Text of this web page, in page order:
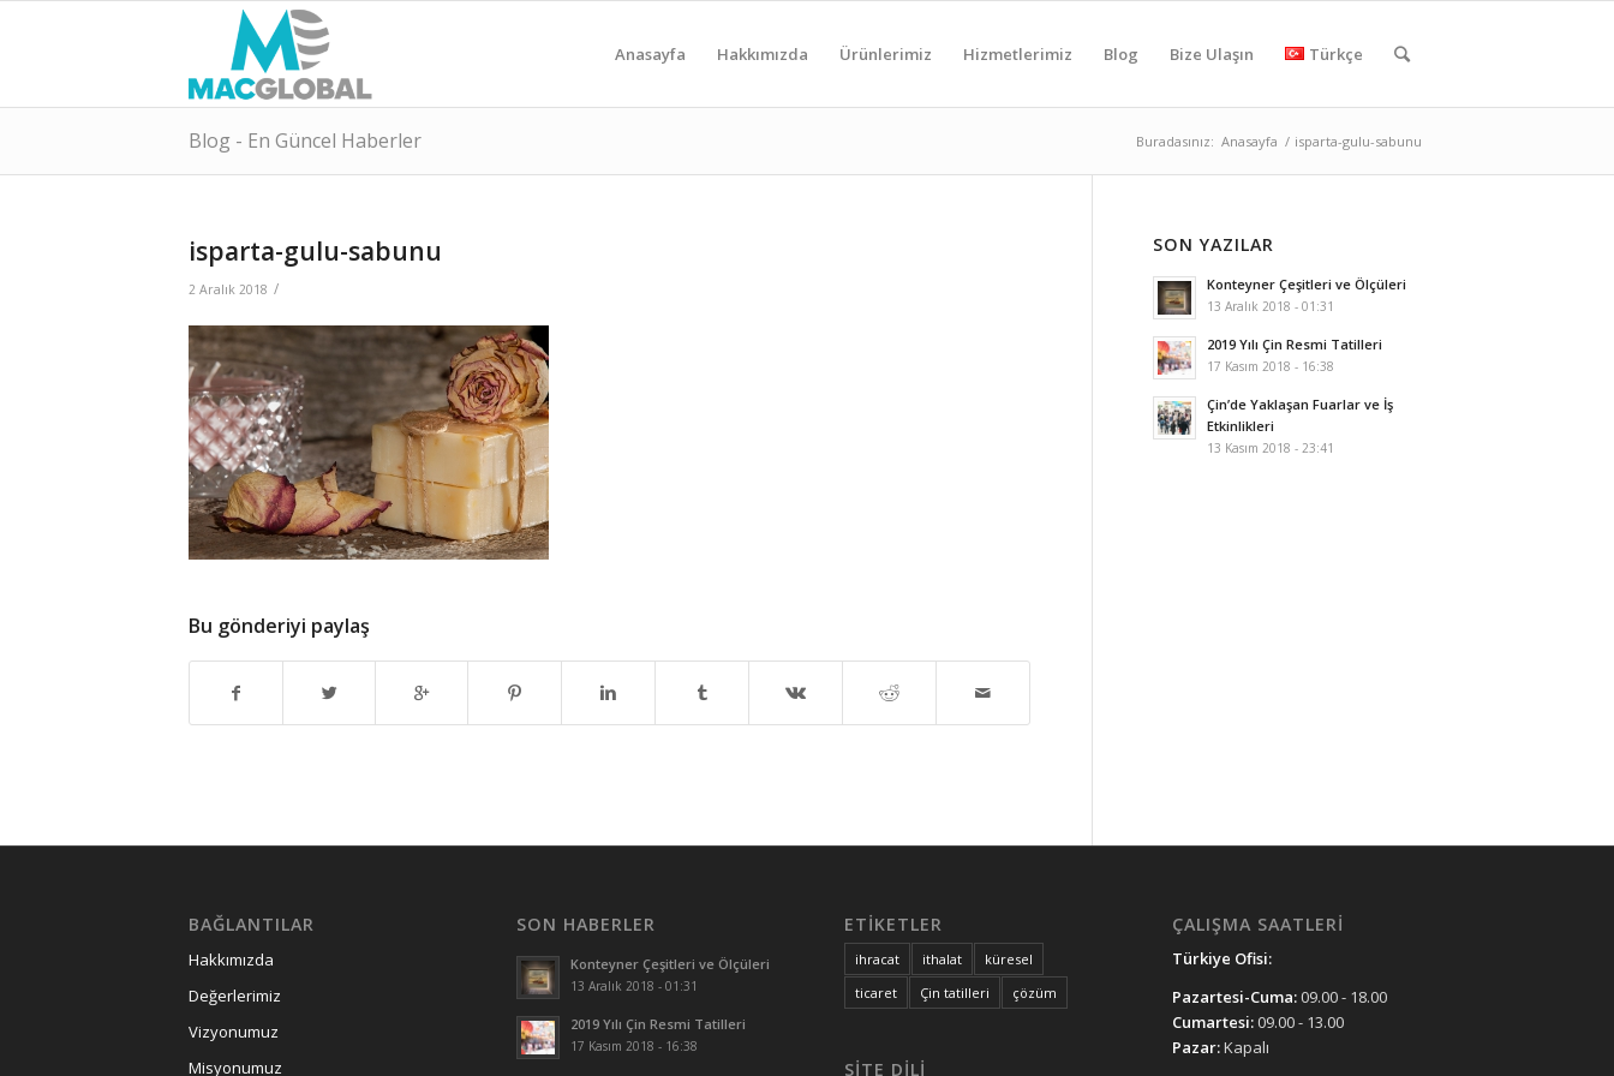
Anasayfa Hakkımızda Ürünlerimiz Hizmetlerimiz Blog Bize Ulaşın Türkçe
Blog - En Güncel Haberler Buradasınız: Anasayfa / isparta-gulu-sabunu
isparta-gulu-sabunu
2 Aralık 2018 /
Bu gönderiyi paylaş
SON YAZILAR
Konteyner Çeşitleri ve Ölçüleri
13 Aralık 2018 - 01:31
2019 Yılı Çin Resmi Tatilleri
17 Kasım 2018 - 16:38
Çin’de Yaklaşan Fuarlar ve İş
Etkinlikleri
13 Kasım 2018 - 23:41
BAĞLANTILAR
Hakkımızda
Değerlerimiz
Vizyonumuz
Misyonumuz
SON HABERLER
Konteyner Çeşitleri ve Ölçüleri
13 Aralık 2018 - 01:31
2019 Yılı Çin Resmi Tatilleri
17 Kasım 2018 - 16:38
ETİKETLER
ihracat ithalat
küresel
ticaret
Çin tatilleri çözüm
SİTE DİLİ
ÇALIŞMA SAATLERI
Türkiye Ofisi:
Pazartesi-Cuma: 09.00 - 18.00
Cumartesi: 09.00 - 13.00
Pazar:Kapalı